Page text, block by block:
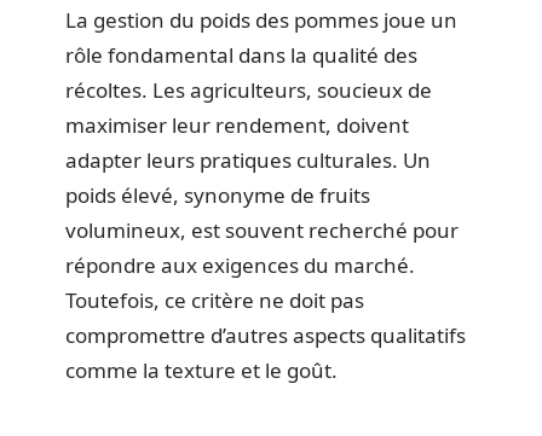
La gestion du poids des pommes joue un
rôle fondamental dans la qualité des
récoltes. Les agriculteurs, soucieux de
maximiser leur rendement, doivent
adapter leurs pratiques culturales. Un
poids élevé, synonyme de fruits
volumineux, est souvent recherché pour
répondre aux exigences du marché.
Toutefois, ce critère ne doit pas
compromettre d’autres aspects qualitatifs
comme la texture et le goût.